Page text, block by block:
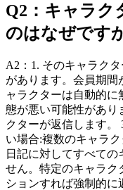
Q2 ： キャラク
のはなぜです
A2 ： 1. そのキャラク
があります。会員期
ャラクターは自動的に
態が悪い可能性があり
クターが返信します。
い場合:複数のキャラ
日記に対してすべて
せん。特定のキャラク
ションすれば強制的